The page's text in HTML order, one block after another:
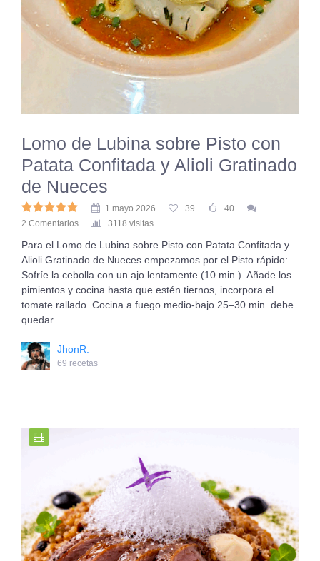
Lomo de Lubina sobre Pisto con
Patata Confitada y Alioli Gratinado
de Nueces
1 mayo 2026 39
40
2 Comentarios
3118 visitas
Para el Lomo de Lubina sobre Pisto con Patata Confitada y
Alioli Gratinado de Nueces empezamos por el Pisto rápido:
Sofríe la cebolla con un ajo lentamente (10 min.). Añade los
pimientos y cocina hasta que estén tiernos, incorpora el
tomate rallado. Cocina a fuego medio-bajo 25–30 min. debe
quedar…
JhonR.
69 recetas